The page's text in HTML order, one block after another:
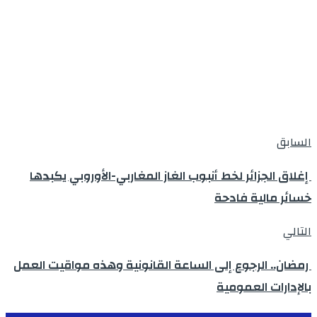
السابق
إغلاق الجزائر لخط أنبوب الغاز المغاربي-الأوروبي يكبدها
خسائر مالية فادحة
التالي
رمضان.. الرجوع إلى الساعة القانونية وهذه مواقيت العمل
بالإدارات العمومية